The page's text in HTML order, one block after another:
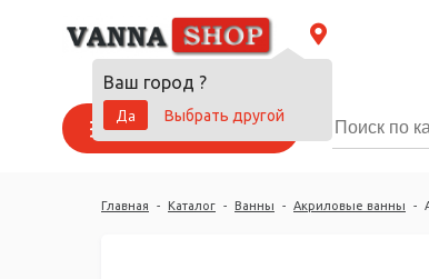
Ваш город ?
Да
Выбрать другой
Каталог товаров
Главная - Каталог - Ванны - Акриловые ванны -